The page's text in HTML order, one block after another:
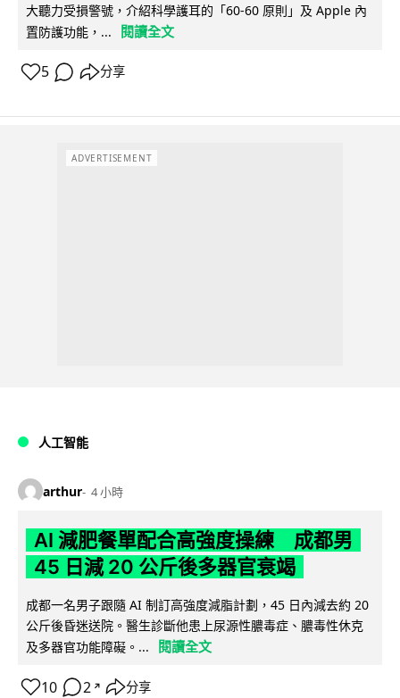
大聽力受損警號，介紹科學護耳的「60-60 原則」及 Apple 內
置防護功能，...
閱讀全文
5 分享
ADVERTISEMENT
人工智能
arthur 4 小時
AI 減肥餐單配合高強度操練 成都男
45 日減 20 公斤後多器官衰竭
成都一名男子跟隨 AI 制訂高強度減脂計劃，45 日內減去約 20
公斤後昏迷送院。醫生診斷他患上尿源性膿毒症、膿毒性休克
及多器官功能障礙。...
閱讀全文
10 2 ↗ 分享